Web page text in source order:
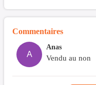
Commentaires
A
Anas
Vendu au non